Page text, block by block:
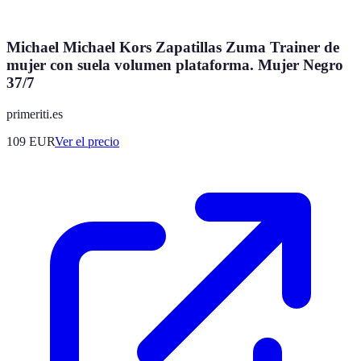
Michael Michael Kors Zapatillas Zuma Trainer de
mujer con suela volumen plataforma. Mujer Negro
37/7
primeriti.es
109 EURVer el precio